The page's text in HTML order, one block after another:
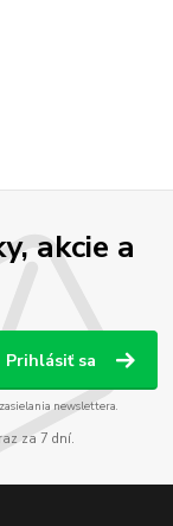
akcie a
Prihlásiť sa
newslettera.
za 7 dní.